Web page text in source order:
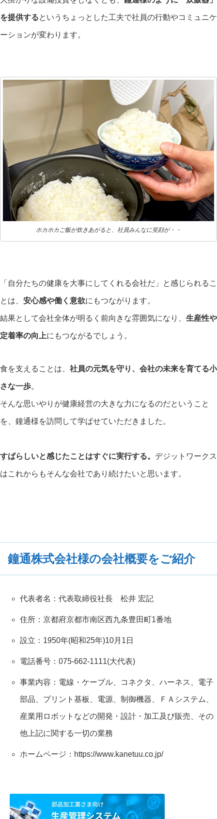
を提供するというちょっとした工夫で社員の行動やコミュニケ
ーションが変わります。
ホカホカご飯が炊きあがると、社員みんなに笑顔が・・
「自分たちの健康を大事にしてくれる会社だ」と感じられるこ
とは、 安心感や働く意欲にもつながります。
結果として会社全体が明るく前向きな雰囲気になり、 生産性や
定着率の向上にもつながるでしょう。
食を支えることは、 社員の元気を守り、会社の未来を育てる小
さな一歩。
そんな思いやりが健康経営の大きな力になるのだということ
を、鐘通様を訪問して学ばせていただきました。
すばらしいと感じたことはすぐに実行する。 デジットワークス
はこれからもそんな会社であり続けたいと思います。
鐘通株式会社様の会社概要をご紹介
代表者名：代表取締役社長 松井 宏記
住所：京都府京都市南区西九条豊田町1番地
設立：1950年(昭和25年)10月1日
電話番号：075-662-1111(大代表)
事業内容：電線・ケーブル、コネクタ、ハーネス、電子
部品、プリント基板、電源、制御機器、ＦＡシステム、
産業用ロボットなどの開発・設計・加工及び販売、その
他上記に関する一切の業務
ホームページ： https://www.kanetuu.co.jp/